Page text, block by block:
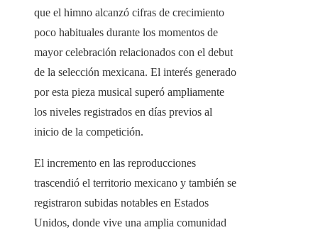
que el himno alcanzó cifras de crecimiento
poco habituales durante los momentos de
mayor celebración relacionados con el debut
de la selección mexicana. El interés generado
por esta pieza musical superó ampliamente
los niveles registrados en días previos al
inicio de la competición.
El incremento en las reproducciones
trascendió el territorio mexicano y también se
registraron subidas notables en Estados
Unidos, donde vive una amplia comunidad